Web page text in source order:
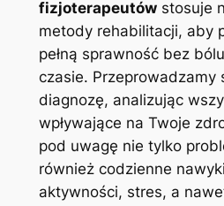
fizjoterapeutówstosuje
metody rehabilitacji, aby
pełną sprawność bez
czasie. Przeprowadzamy
diagnozę, analizując
wpływające na Twoje
pod uwagę nie tylko
również codzienne
aktywności, stres, a